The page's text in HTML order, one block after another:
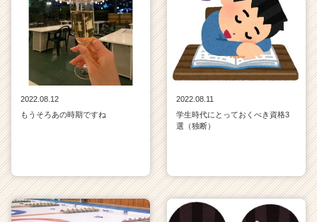
2022.08.12
もうそろあの時期ですね
2022.08.11
学生時代にとっておくべき資格3
選（独断）